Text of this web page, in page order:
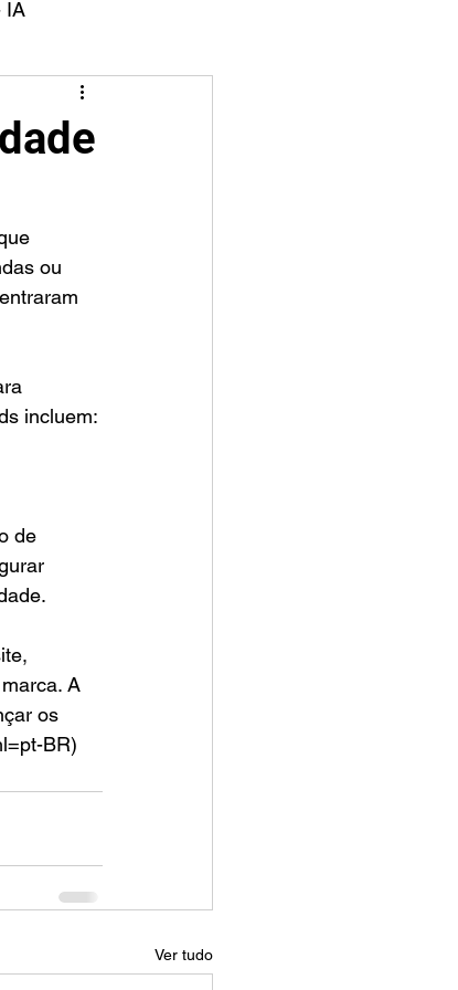
IA
ou
incluem:
de
A
os
BR)
Ver tudo